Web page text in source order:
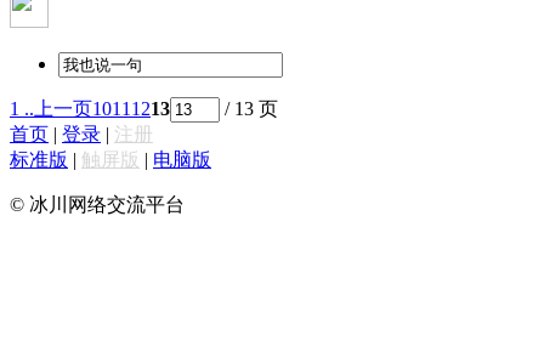
1 .. 上一页1011 1213
/ 13 页
首页 | 登录 | 注册
标准版 | 触屏版 | 电脑版
© 冰川网络交流平台